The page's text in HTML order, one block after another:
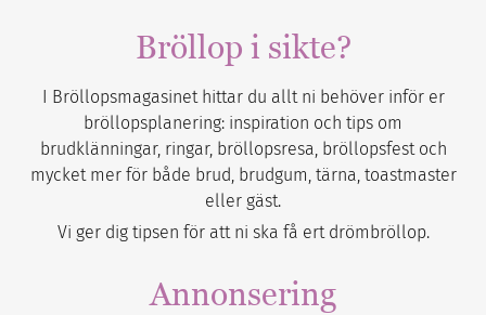
Bröllop i sikte?
I Bröllopsmagasinet hittar du allt ni behöver inför er
bröllopsplanering: inspiration och tips om
brudklänningar, ringar, bröllopsresa, bröllopsfest och
mycket mer för både brud, brudgum, tärna, toastmaster
eller gäst.
Vi ger dig tipsen för att ni ska få ert drömbröllop.
Annonsering